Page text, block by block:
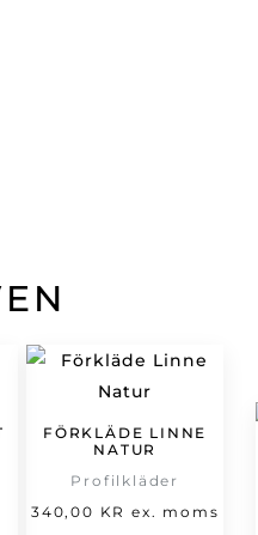
FÖRKLÄDE LINNE
NATUR
Profilkläder
340,00 KR ex. moms